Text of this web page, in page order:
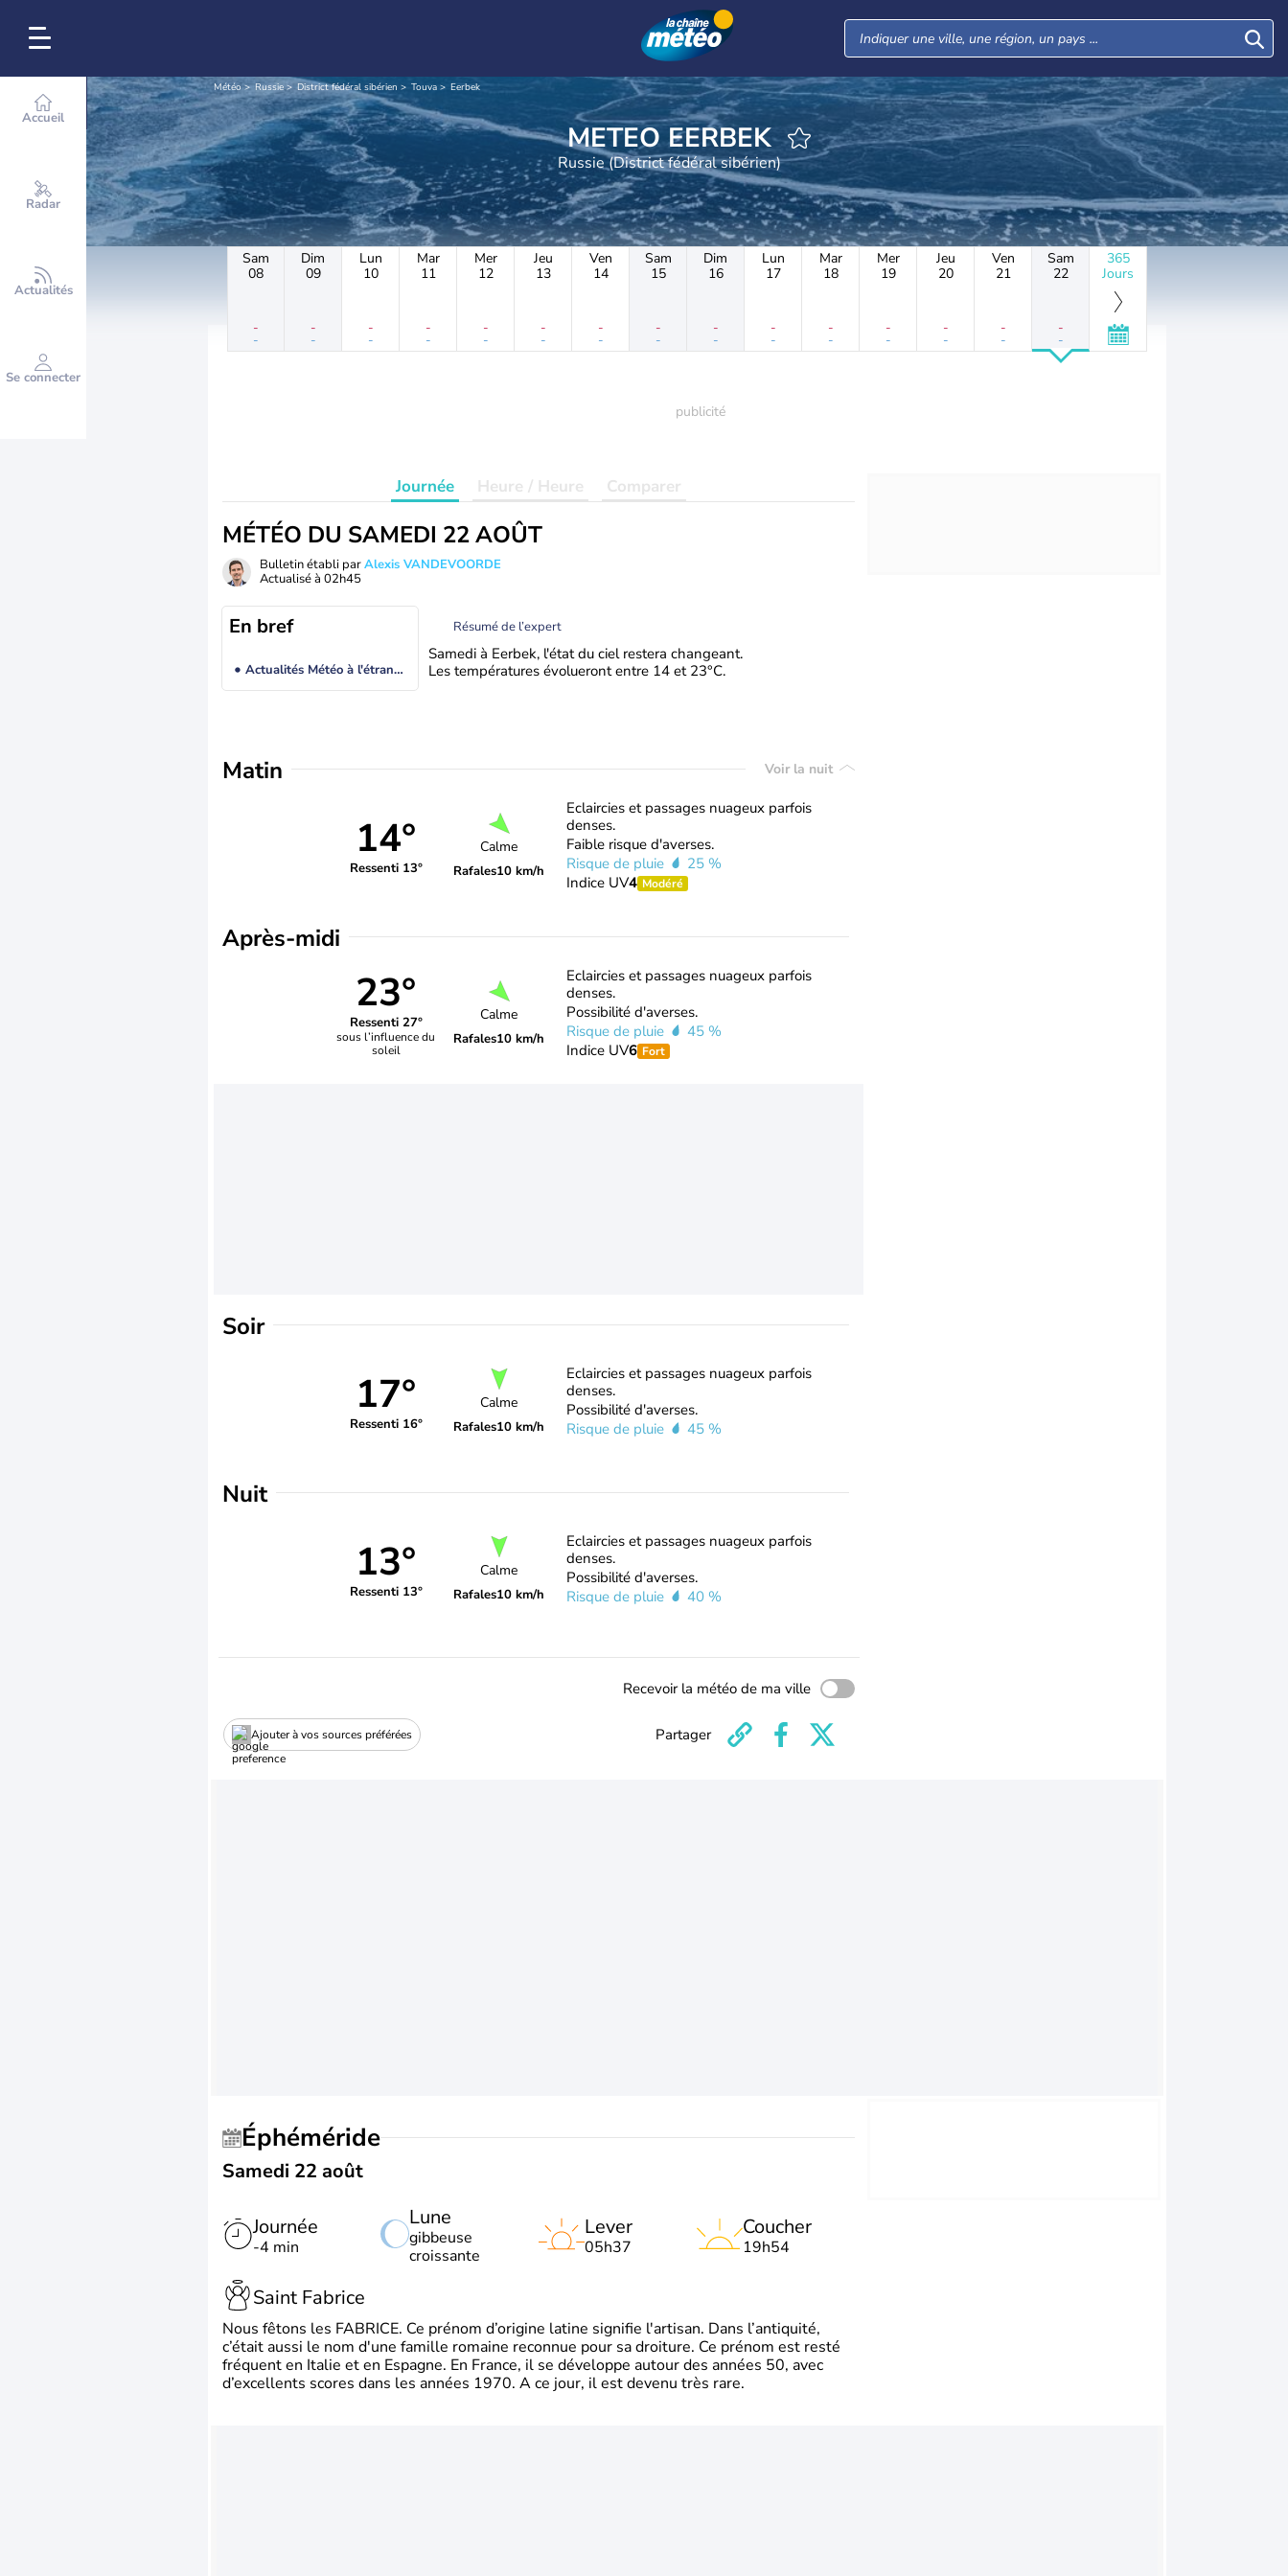
Accueil
Radar
Actualités
Se connecter
Météo Russie District fédéral sibérien Touva Eerbek
METEO EERBEK
Russie (District fédéral sibérien)
Sam
08
-
-
Dim
09
-
-
Lun
10
-
-
Mar
11
-
-
Mer
12
-
-
Jeu
13
-
-
Ven
14
-
-
Sam
15
-
-
Dim
16
-
-
Lun
17
-
-
Mar
18
-
-
Mer
19
-
-
Jeu
20
-
-
Ven
21
-
-
Sam
22
-
-
365
Jours
Journée Heure / Heure Comparer
MÉTÉO DU SAMEDI 22 AOÛT
Bulletin établi parAlexis VANDEVOORDE
Actualisé à 02h45
En bref
Actualités Météo à l'étranger
Résumé de l’expert
Samedi à Eerbek, l'état du ciel restera changeant.
Les températures évolueront entre 14 et 23°C.
Matin Voir la nuit
14°
Ressenti 13°
Calme
Rafales10 km/h
Eclaircies et passages nuageux parfois
denses.
Faible risque d'averses.
Risque de pluie
25 %
Indice UV4 Modéré
Après-midi
23°
Ressenti 27°
sous l’influence du
soleil
Calme
Rafales10 km/h
Eclaircies et passages nuageux parfois
denses.
Possibilité d'averses.
Risque de pluie
45 %
Indice UV6 Fort
Soir
17°
Ressenti 16°
Calme
Rafales10 km/h
Eclaircies et passages nuageux parfois
denses.
Possibilité d'averses.
Risque de pluie
45 %
Nuit
13°
Ressenti 13°
Calme
Rafales10 km/h
Eclaircies et passages nuageux parfois
denses.
Possibilité d'averses.
Risque de pluie
40 %
Recevoir la météo de ma ville
Ajouter à vos sources préférées Partager
Éphéméride
Samedi 22 août
Journée
-4 min
Lune
gibbeuse
croissante
Lever
05h37
Coucher
19h54
Saint Fabrice
Nous fêtons les FABRICE. Ce prénom d’origine latine signifie l'artisan. Dans l’antiquité,
c’était aussi le nom d'une famille romaine reconnue pour sa droiture. Ce prénom est resté
fréquent en Italie et en Espagne. En France, il se développe autour des années 50, avec
d’excellents scores dans les années 1970. A ce jour, il est devenu très rare.